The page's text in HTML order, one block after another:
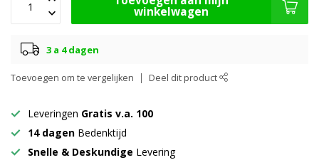
winkelwagen
3 a 4 dagen
Toevoegen om te vergelijken Deel dit product
Leveringen Gratis v.a. 100
14 dagen Bedenktijd
Snelle & Deskundige Levering